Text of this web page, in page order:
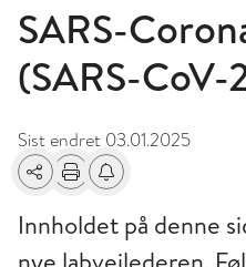
SARS-
(SARS-CoV-
Sist endret 03.01.2025
Del Skriv utFå varsel om
Innholdet på denne